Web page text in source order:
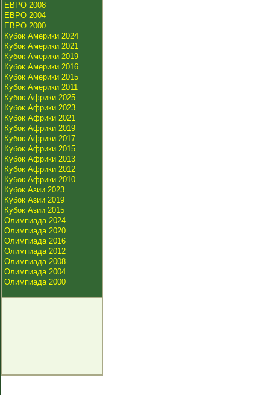
ЕВРО 2008
ЕВРО 2004
ЕВРО 2000
Кубок Америки 2024
Кубок Америки 2021
Кубок Америки 2019
Кубок Америки 2016
Кубок Америки 2015
Кубок Америки 2011
Кубок Африки 2025
Кубок Африки 2023
Кубок Африки 2021
Кубок Африки 2019
Кубок Африки 2017
Кубок Африки 2015
Кубок Африки 2013
Кубок Африки 2012
Кубок Африки 2010
Кубок Азии 2023
Кубок Азии 2019
Кубок Азии 2015
Олимпиада 2024
Олимпиада 2020
Олимпиада 2016
Олимпиада 2012
Олимпиада 2008
Олимпиада 2004
Олимпиада 2000